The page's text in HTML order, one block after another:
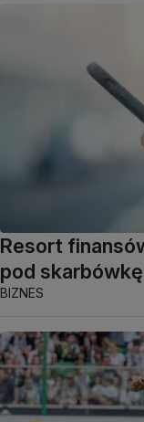
Resort
pod skarbówkę
BIZNES